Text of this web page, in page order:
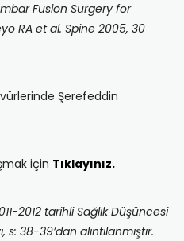
Fusion Surgery for
RA et al. Spine 2005, 30
Şerefeddin
için Tıklayınız.
2012 tarihli Sağlık Düşüncesi
s: 38-39’dan alıntılanmıştır.